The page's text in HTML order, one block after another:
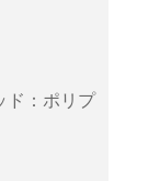
ド：ポリプ